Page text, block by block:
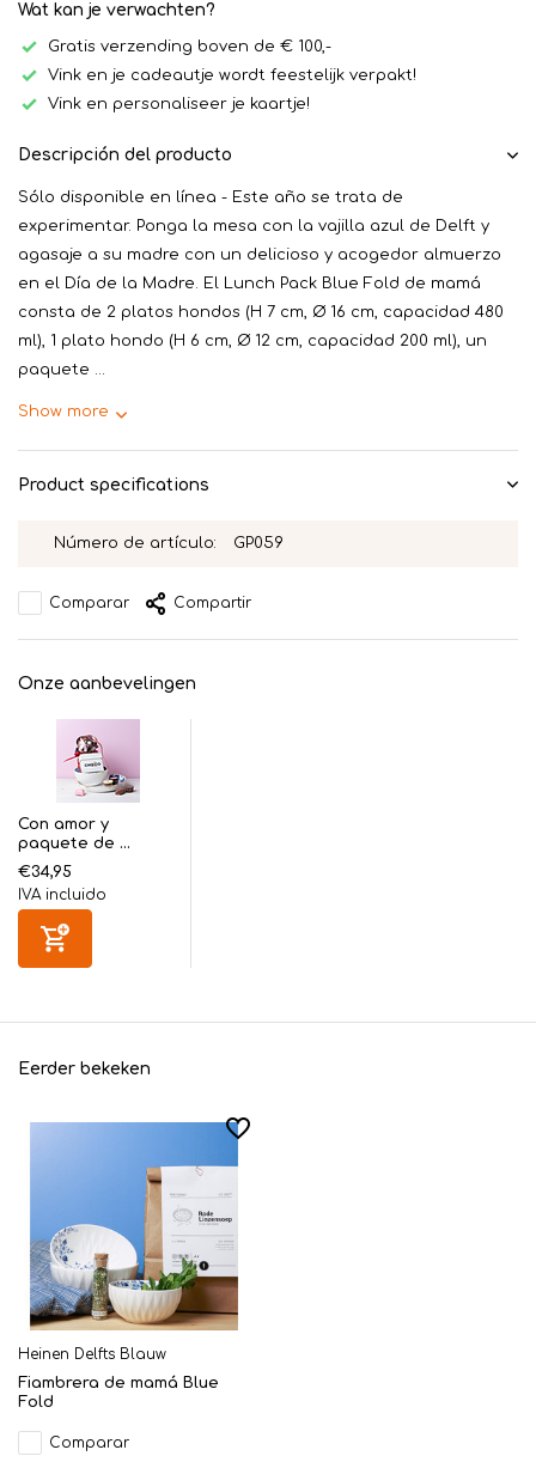
Wat kan je verwachten?
Gratis verzending boven de € 100,-
Vink en je cadeautje wordt feestelijk verpakt!
Vink en personaliseer je kaartje!
Descripción del producto
Sólo disponible en línea - Este año se trata de
experimentar. Ponga la mesa con la vajilla azul de Delft y
agasaje a su madre con un delicioso y acogedor almuerzo
en el Día de la Madre. El Lunch Pack Blue Fold de mamá
consta de 2 platos hondos (H 7 cm, Ø 16 cm, capacidad 480
ml), 1 plato hondo (H 6 cm, Ø 12 cm, capacidad 200 ml), un
paquete ...
Show more
Product specifications
Número de artículo: GP059
Comparar Compartir
Onze aanbevelingen
Con amor y
paquete de ...
€34,95
IVA incluido
Eerder bekeken
Heinen Delfts Blauw
Fiambrera de mamá Blue
Fold
Comparar